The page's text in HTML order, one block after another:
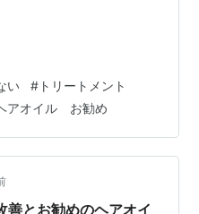
ったね😇笑 紫外線をカッ
く 洗い流さないトリート
+++ タオルドライ後、塗
調べてみると乾いた髪、
ーダエマルジョンも2…
い # トリートメント
アオイル お勧め
善とお勧めのヘアオイ